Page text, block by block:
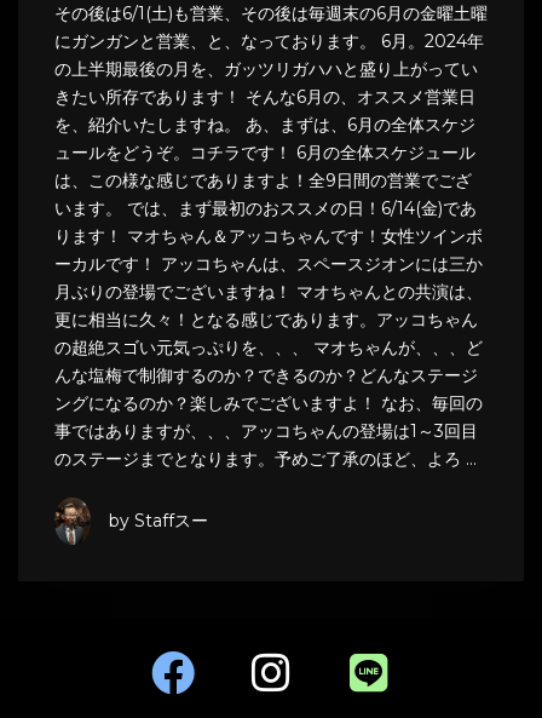
その後は6/1(土)も営業、その後は毎週末の6月の金曜土曜
にガンガンと営業、と、なっております。 6月。2024年
の上半期最後の月を、ガッツリガハハと盛り上がってい
きたい所存であります！ そんな6月の、オススメ営業日
を、紹介いたしますね。 あ、まずは、6月の全体スケジ
ュールをどうぞ。コチラです！ 6月の全体スケジュール
は、この様な感じでありますよ！全9日間の営業でござ
います。 では、まず最初のおススメの日！6/14(金)であ
ります！ マオちゃん＆アッコちゃんです！女性ツインボ
ーカルです！ アッコちゃんは、スペースジオンには三か
月ぶりの登場でございますね！ マオちゃんとの共演は、
更に相当に久々！となる感じであります。アッコちゃん
の超絶スゴい元気っぷりを、、、 マオちゃんが、、、ど
んな塩梅で制御するのか？できるのか？どんなステージ
ングになるのか？楽しみでございますよ！ なお、毎回の
事ではありますが、、、アッコちゃんの登場は1～3回目
のステージまでとなります。予めご了承のほど、よろ …
by Staffスー